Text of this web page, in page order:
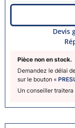
Pièce non en stock.
Demandez le délai
sur le bouton «
Un conseiller
Devis